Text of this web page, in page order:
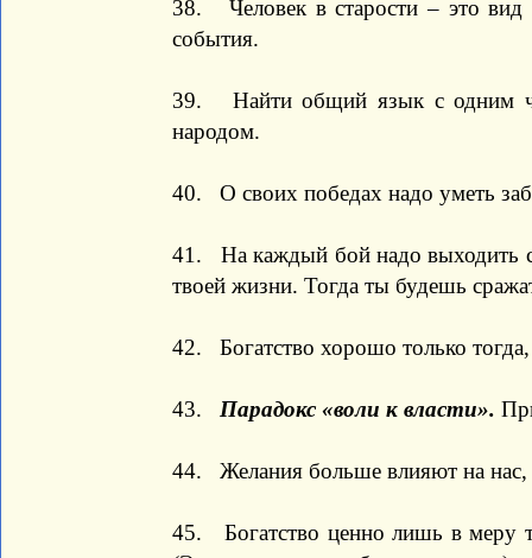
38. Человек в старости – это вид
события.
39. Найти общий язык с одним
народом.
40. О своих победах надо уметь
41. На каждый бой надо выходить
твоей жизни. Тогда ты будешь
42. Богатство хорошо только
43. Парадокс «воли к власти».
44. Желания больше влияют на нас,
45. Богатство ценно лишь в меру